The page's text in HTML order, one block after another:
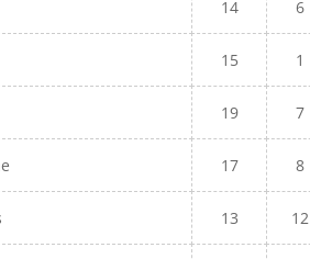
14 6
15 1
19 7
17 8
13 12